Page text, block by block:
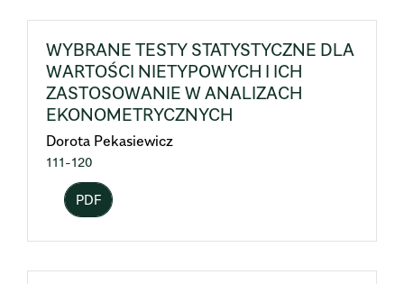
WYBRANE TESTY STATYSTYCZNE DLA
WARTOŚCI NIETYPOWYCH I ICH
ZASTOSOWANIE W ANALIZACH
EKONOMETRYCZNYCH
Dorota Pekasiewicz
111-120
PDF